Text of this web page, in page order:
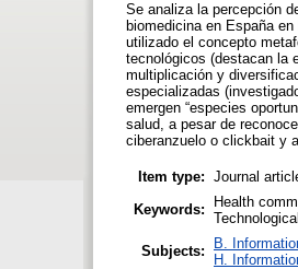
Se analiza la percepción
biomedicina en España
utilizado el concepto
tecnológicos (destacan la
multiplicación y
especializadas
emergen “especies
salud, a pesar de
ciberanzuelo o clickbait y
Item type: Journal
Keywords:
Health
Subjects:
B.
H.